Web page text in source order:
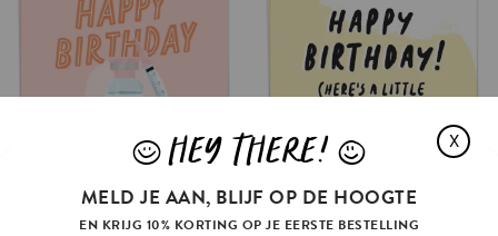
X
JHEY THERE! L
MELD JE AAN, BLIJF OP DE HOOGTE
EN KRIJG 10% KORTING OP JE EERSTE BESTELLING